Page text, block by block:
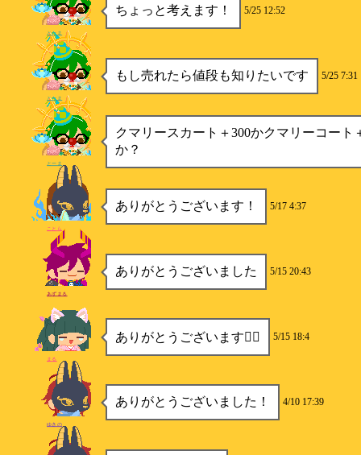
ちょっと考えます！ 5/25 12:52
とーま
もし売れたら値段も知りたいです 5/25 7:31
とーま
クマリースカート＋300かクマリーコート
か？
とーま
ありがとうございます！ 5/17 4:37
ことら
ありがとうございました 5/15 20:43
あずまる
ありがとうございます🙇‍♀️ 5/15 18:4
まる
ありがとうございました！ 4/10 17:39
ゆきの